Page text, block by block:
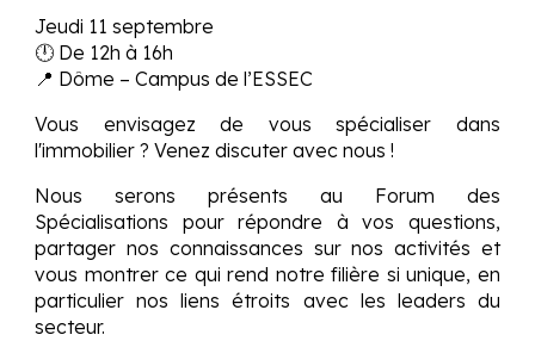
Jeudi 11 septembre
🕛 De 12h à 16h
📍 Dôme – Campus de l’ESSEC
Vous envisagez de vous spécialiser dans
l'immobilier ? Venez discuter avec nous !
Nous serons présents au Forum des
Spécialisations pour répondre à vos questions,
partager nos connaissances sur nos activités et
vous montrer ce qui rend notre filière si unique, en
particulier nos liens étroits avec les leaders du
secteur.